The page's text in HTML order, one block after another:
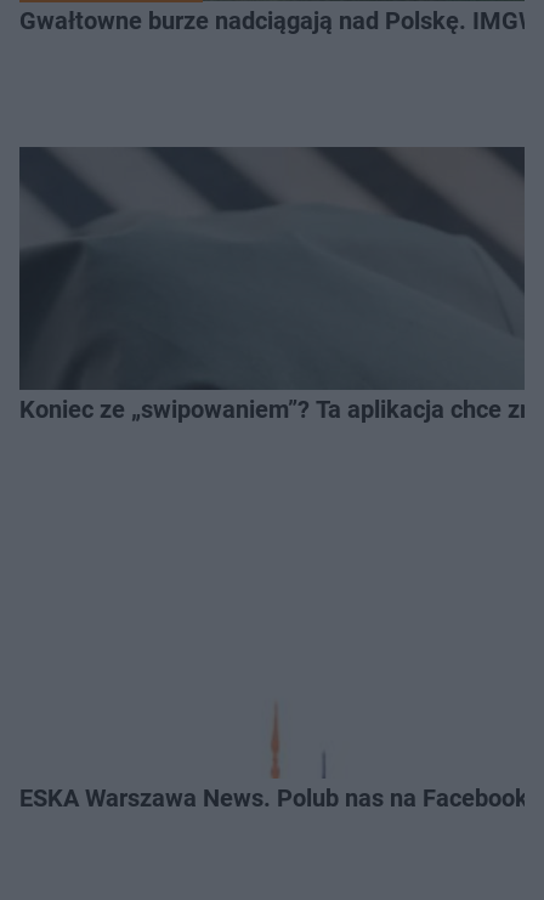
Gwałtowne burze nadciągają nad Polskę.
Koniec ze „swipowaniem”? Ta aplikacja chce
ESKA Warszawa News. Polub nas na